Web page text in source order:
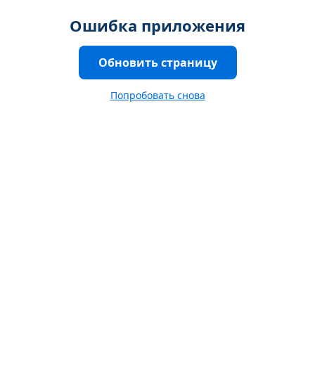
Ошибка приложения
Обновить страницу
Попробовать снова